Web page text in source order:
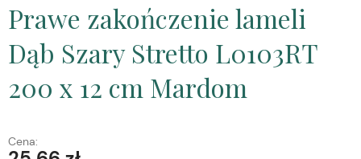
Prawe zakończenie lameli
Dąb Szary Stretto L0103RT
200 x 12 cm Mardom
Cena: